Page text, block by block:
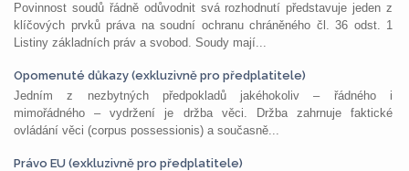
Povinnost soudů řádně odůvodnit svá rozhodnutí představuje jeden z
klíčových prvků práva na soudní ochranu chráněného čl. 36 odst. 1
Listiny základních práv a svobod. Soudy mají...
Opomenuté důkazy (exkluzivně pro předplatitele)
Jedním z nezbytných předpokladů jakéhokoliv – řádného i
mimořádného – vydržení je držba věci. Držba zahrnuje faktické
ovládání věci (corpus possessionis) a současně...
Právo EU (exkluzivně pro předplatitele)